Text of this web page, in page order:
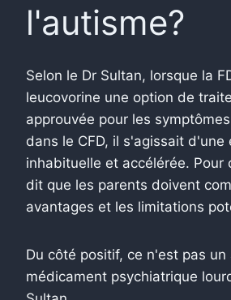
l'autisme?
Selon le Dr Sultan, lorsque la
leucovorine une option de
approuvée pour les
dans le CFD, il s'agissait d'une
inhabituelle et accélérée. Pour
dit que les parents doivent
avantages et les limitations
Du côté positif, ce n'est pas un
médicament psychiatrique